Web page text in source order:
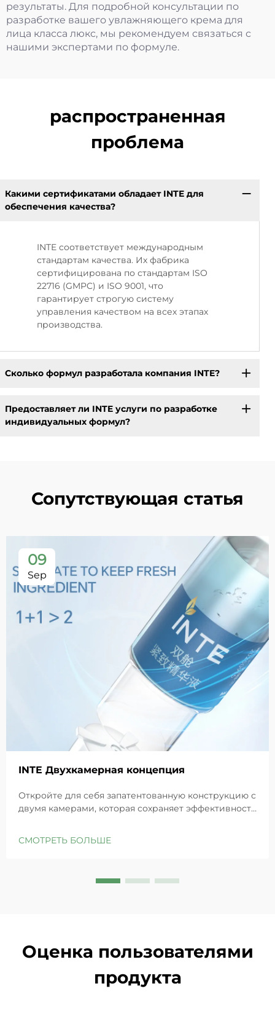
результаты. Для подробной консультации по
разработке вашего увлажняющего крема для
лица класса люкс, мы рекомендуем связаться с
нашими экспертами по формуле.
распространенная
проблема
Какими сертификатами обладает INTE для
обеспечения качества?
INTE соответствует международным
стандартам качества. Их фабрика
сертифицирована по стандартам ISO
22716 (GMPC) и ISO 9001, что
гарантирует строгую систему
управления качеством на всех этапах
производства.
Сколько формул разработала компания INTE?
Предоставляет ли INTE услуги по разработке
индивидуальных формул?
Сопутствующая статья
09
Sep
INTE Двухкамерная концепция
Откройте для себя запатентованную конструкцию с
двумя камерами, которая сохраняет эффективность
восстанавливает барьеры чувствительной кожи.
СМОТРЕТЬ БОЛЬШЕ
Оценка пользователями
продукта